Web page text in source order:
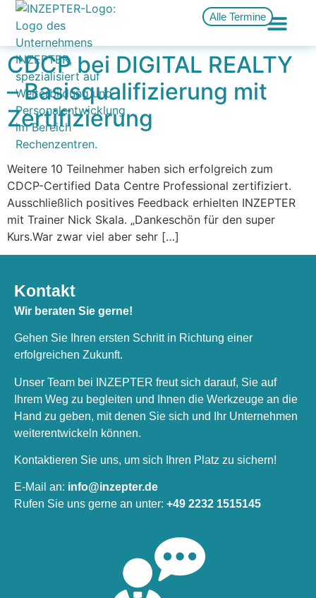
Alle Termine
CDCP bei DIGITAL REALTY
– Basisqualifizierung mit
Zertifizierung
Weitere 10 Teilnehmer haben sich erfolgreich zum
CDCP-Certified Data Centre Professional zertifiziert.
Ausschließlich positives Feedback erhielten INZEPTER
mit Trainer Nick Skala. „Dankeschön für den super
Kurs.War zwar viel aber sehr […]
Kontakt
Wir beraten Sie gerne!
Gehen Sie Ihren ersten Schritt in Richtung einer
erfolgreichen Zukunft.
Unser Team bei INZEPTER freut sich darauf, Sie auf
Ihrem Weg zu begleiten und Ihnen die Werkzeuge an die
Hand zu geben, mit denen Sie sich und Ihr Unternehmen
weiterentwickeln können.
Kontaktieren Sie uns, um sich Ihren Platz zu sichern!
E-Mail an: info@inzepter.de
Rufen Sie uns gerne an unter: +49 2232 1515145